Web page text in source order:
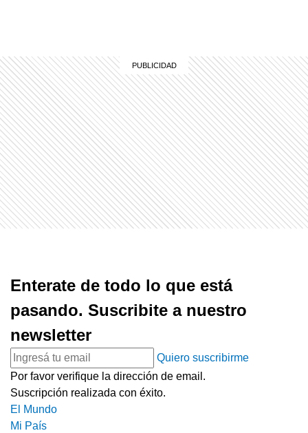
Enterate de todo lo que está
pasando. Suscribite a nuestro
newsletter
Quiero suscribirme
Por favor verifique la dirección de email.
Suscripción realizada con éxito.
El Mundo
Mi País